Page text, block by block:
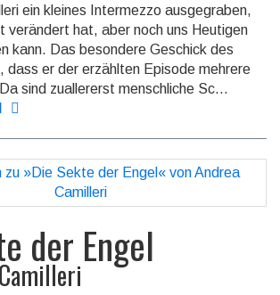
ein kleines Intermezzo ausgegraben,
verändert hat, aber noch uns Heutigen
kann. Das be­sondere Geschick des
dass er der erzählten Episode meh­re­re
sind zuallererst menschliche Sc...
der Engel